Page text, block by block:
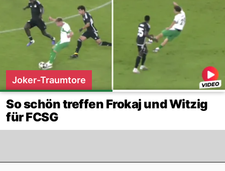
Joker-Traumtore
So schön treffen Frokaj und Witzig
für FCSG